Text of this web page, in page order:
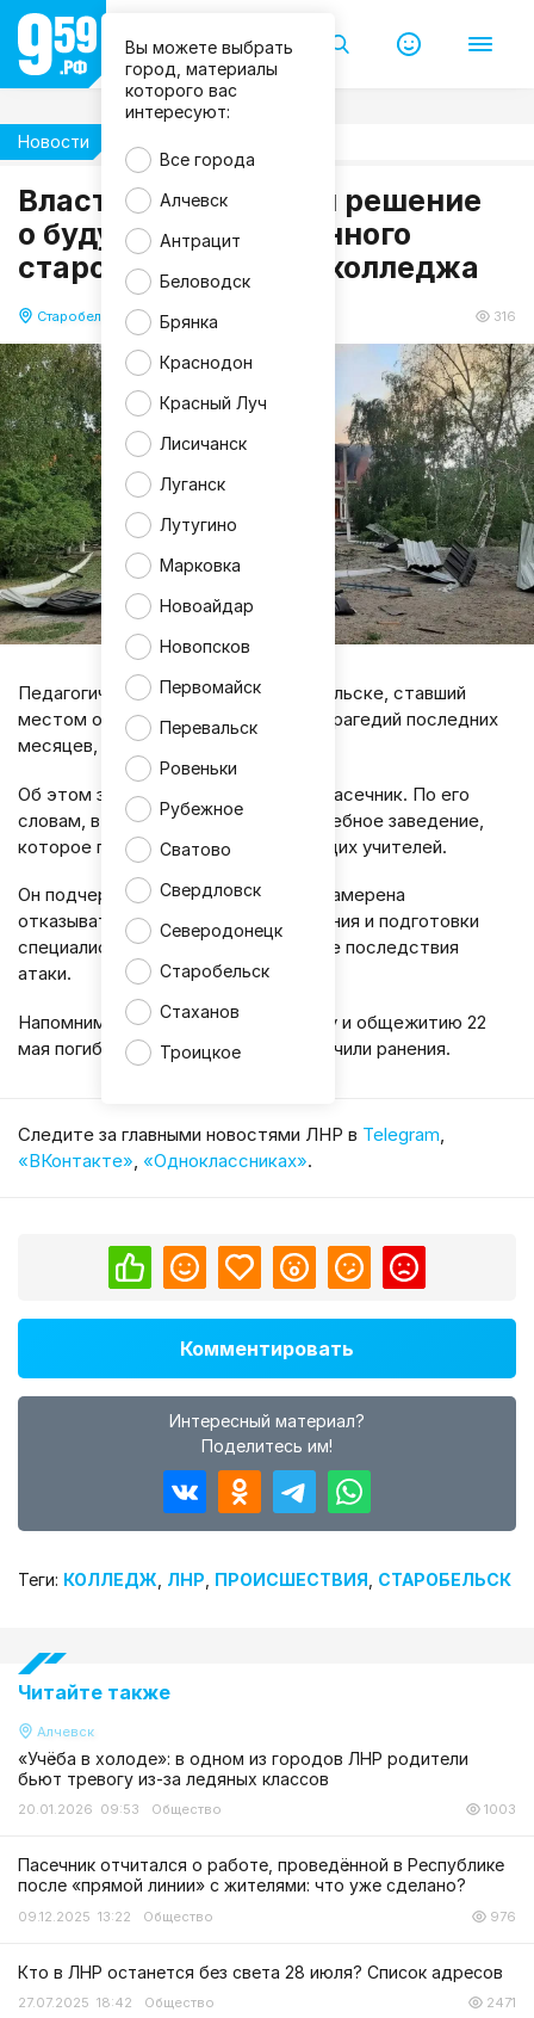
Вы можете выбрать
город, материалы
которого вас
интересуют:
Все города
Алчевск
Антрацит
Беловодск
Брянка
Краснодон
Красный Луч
Лисичанск
Луганск
Лутугино
Марковка
Новоайдар
Новопсков
Первомайск
Перевальск
Ровеньки
Рубежное
Сватово
Свердловск
Северодонецк
Старобельск
Стаханов
Троицкое
Новости
Власти ЛНР приняли решение
о будущем разрушенного
старобельского педколледжа
Старобельск 02.06.2026 09:53 316
П
р
т
ь
с
т
в
о
Л
Р
Педагогический колледж в Старобельске, ставший
местом одной из самых страшных трагедий последних
месяцев, будет восстановлен.
Об этом заявил глава ЛНР Леонид Пасечник. По его
словам, в городе появится новое учебное заведение,
которое продолжит готовить будущих учителей.
Он подчеркнул, что Республика не намерена
отказываться от развития образования и подготовки
специалистов, несмотря на тяжелые последствия
атаки.
Напомним, после удара по колледжу и общежитию 22
мая погибли 21 человек, еще 65 получили ранения.
Cледите за главными новостями ЛНР в Telegram
«ВКонтакте» «Одноклассниках».
Комментировать
Интересный материал?
Поделитесь им!
Теги: КОЛЛЕДЖ ЛНР ПРОИСШЕСТВИЯ СТАРОБЕЛЬСК
Читайте также
Алчевск
«Учёба в холоде»: в одном из городов ЛНР родители
бьют тревогу из-за ледяных классов
20.01.2026 09:53 Общество 1003
Пасечник отчитался о работе, проведённой в Республике
после «прямой линии» с жителями: что уже сделано?
09.12.2025 13:22 Общество 976
Кто в ЛНР останется без света 28 июля? Список адресов
27.07.2025 18:42 Общество 2471